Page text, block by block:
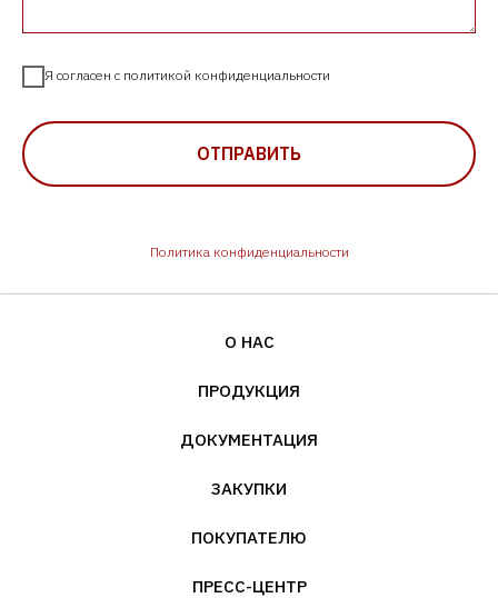
Я согласен с политикой конфиденциальности
ОТПРАВИТЬ
Политика конфиденциальности
О НАС
ПРОДУКЦИЯ
ДОКУМЕНТАЦИЯ
ЗАКУПКИ
ПОКУПАТЕЛЮ
ПРЕСС-ЦЕНТР